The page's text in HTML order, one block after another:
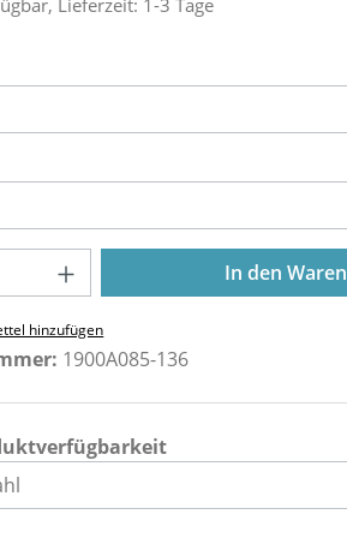
Anzahl: Gib denIn den
hinzufügen
1900A085-136